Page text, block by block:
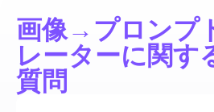
画像→プロンプ
レーターに関す
質問